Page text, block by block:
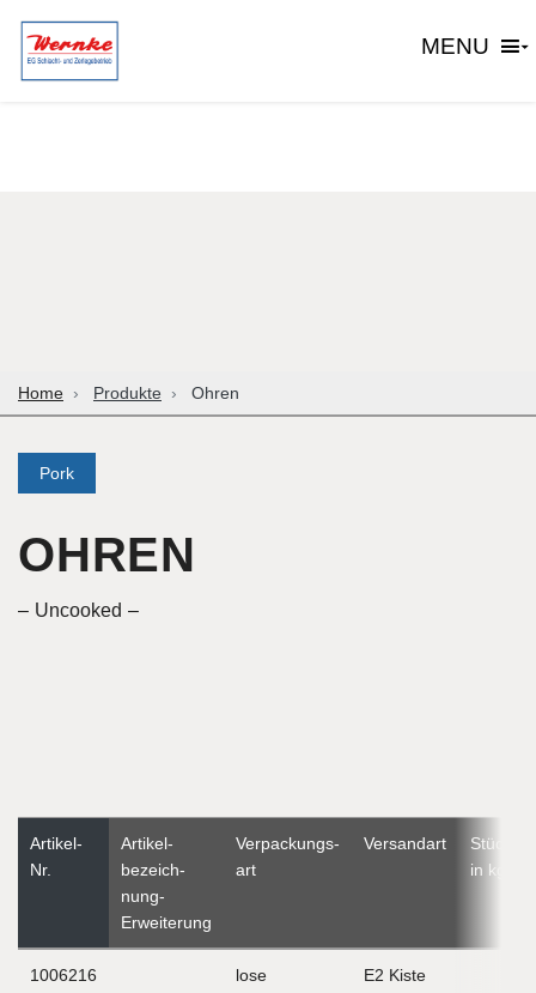
MENU
Home Produkte Ohren
Pork
OHREN
Uncooked
Artikel-
Nr.
Artikel­
bezeich­
nung-
Erweiterung
Verpackungs­
art
Versandart
in kg
1006216 lose E2 Kiste